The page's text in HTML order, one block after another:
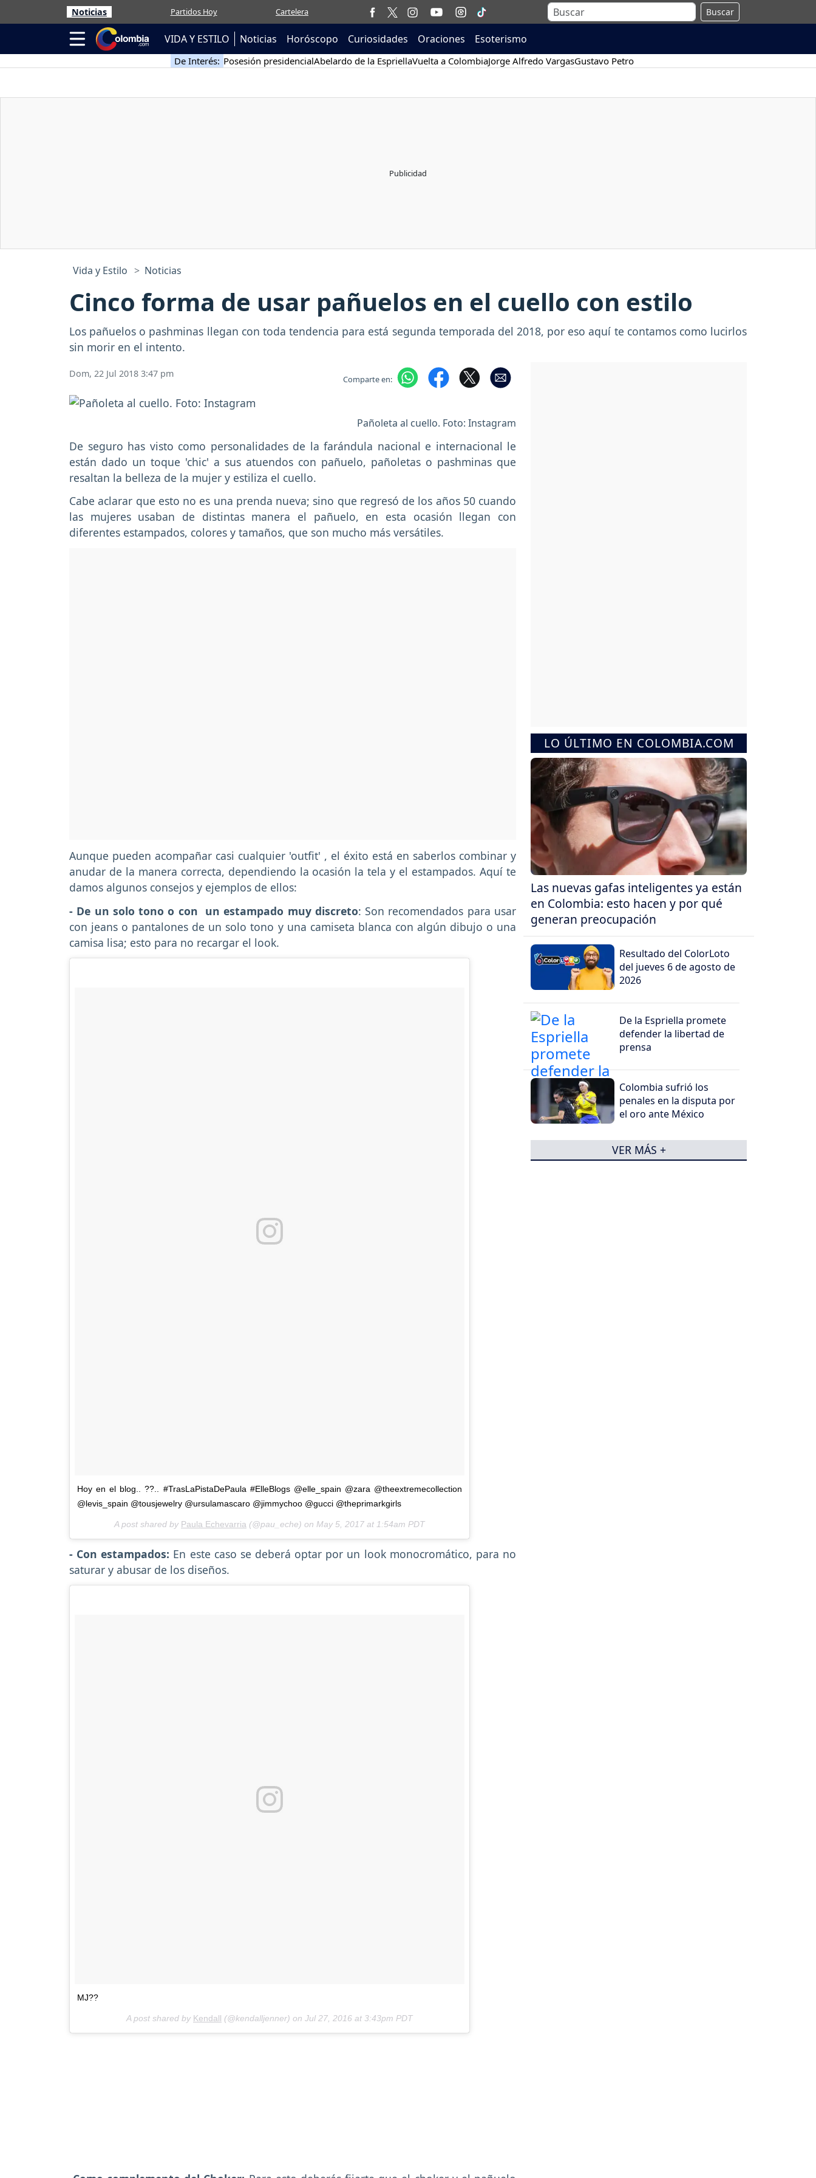
Noticias Partidos Hoy Cartelera Buscar
VIDA Y ESTILO Noticias Horóscopo Curiosidades Oraciones Esoterismo
De Interés: Posesión presidencialAbelardo de la EspriellaVuelta a ColombiaJorge Alfredo VargasGustavo Petro
Vida y Estilo Noticias
Cinco forma de usar pañuelos en el cuello con estilo
Los pañuelos o pashminas llegan con toda tendencia para está segunda temporada del 2018, por eso aquí te contamos como lucirlos
sin morir en el intento.
Dom, 22 Jul 2018 3:47 pm Comparte en:
Pañoleta al cuello. Foto: Instagram
De seguro has visto como personalidades de la farándula nacional e internacional le
están dado un toque 'chic' a sus atuendos con pañuelo, pañoletas o pashminas que
resaltan la belleza de la mujer y estiliza el cuello.
Cabe aclarar que esto no es una prenda nueva; sino que regresó de los años 50 cuando
las mujeres usaban de distintas manera el pañuelo, en esta ocasión llegan con
diferentes estampados, colores y tamaños, que son mucho más versátiles.
Aunque pueden acompañar casi cualquier 'outfit' , el éxito está en saberlos combinar y
anudar de la manera correcta, dependiendo la ocasión la tela y el estampados. Aquí te
damos algunos consejos y ejemplos de ellos:
- De un solo tono o con un estampado muy discreto: Son recomendados para usar
con jeans o pantalones de un solo tono y una camiseta blanca con algún dibujo o una
camisa lisa; esto para no recargar el look.
Hoy en el blog.. ??.. #TrasLaPistaDePaula #ElleBlogs @elle_spain @zara @theextremecollection
@levis_spain @tousjewelry @ursulamascaro @jimmychoo @gucci @theprimarkgirls
A post shared by Paula Echevarria (@pau_eche) on May 5, 2017 at 1:54am PDT
- Con estampados: En este caso se deberá optar por un look monocromático, para no
saturar y abusar de los diseños.
MJ??
A post shared by Kendall (@kendalljenner) on Jul 27, 2016 at 3:43pm PDT
LO ÚLTIMO EN COLOMBIA.COM
Las nuevas gafas inteligentes ya están
en Colombia: esto hacen y por qué
generan preocupación
Resultado del ColorLoto
del jueves 6 de agosto de
2026
De la Espriella promete
defender la libertad de
prensa
Colombia sufrió los
penales en la disputa por
el oro ante México
VER MÁS +